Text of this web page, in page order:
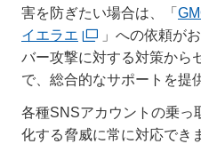
害を防ぎたい場合は、「
イエラエ
」への依頼が
バー攻撃に対する対策から
で、総合的なサポートを提
各種SNSアカウントの乗っ
化する脅威に常に対応でき